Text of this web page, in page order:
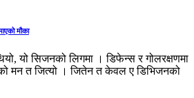
मौका
यो सिजनको लिगमा । डिफेन्स र गोलरक्षणमा
मन त जित्यो । जितेन त केवल ए डिभिजनको